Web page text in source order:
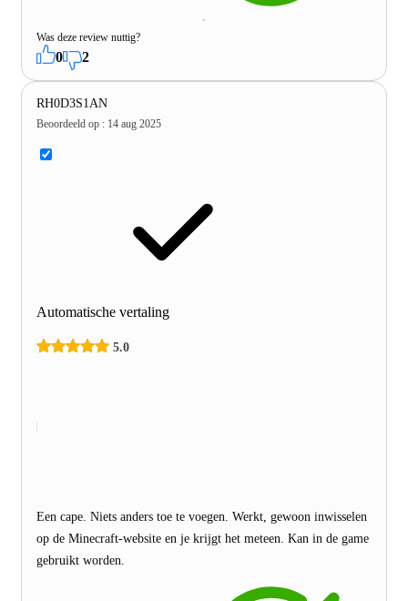
Was deze review nuttig?
0 2
RH0D3S1AN
Beoordeeld op : 14 aug 2025
Automatische vertaling
5.0
Een cape. Niets anders toe te voegen. Werkt, gewoon inwisselen
op de Minecraft-website en je krijgt het meteen. Kan in de game
gebruikt worden.